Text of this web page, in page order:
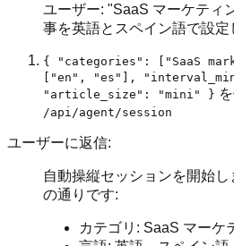
ユーザー: "SaaS マーケティ
事を英語とスペイン語で設定
{ "categories": ["SaaS
["en", "es"],
"article_size": "mini" }
/api/agent/session
ユーザーに返信:
自動操縦セッションを開始
の通りです:
カテゴリ: SaaS マーケ